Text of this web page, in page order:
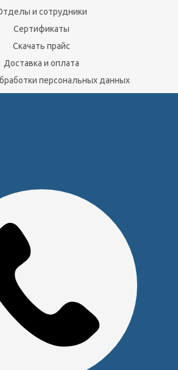
и сотрудники
Сертификаты
Скачать прайс
Доставка и оплата
персональных данных
на связи
Наши контакты
30-30 info@s-pl.ru
ул. Алексеева, 41